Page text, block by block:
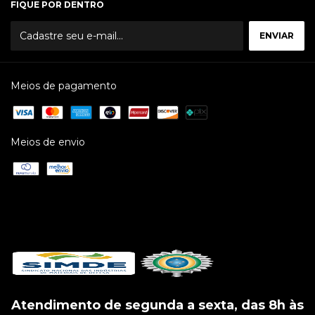
FIQUE POR DENTRO
Meios de pagamento
Meios de envio
Atendimento de segunda a sexta, das 8h às